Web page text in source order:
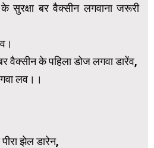
बर वैक्सीन लगवाना जरूरी
वैक्सीन के पहिला डोज लगवा डारेंव,
लव।।
झेल डारेन,